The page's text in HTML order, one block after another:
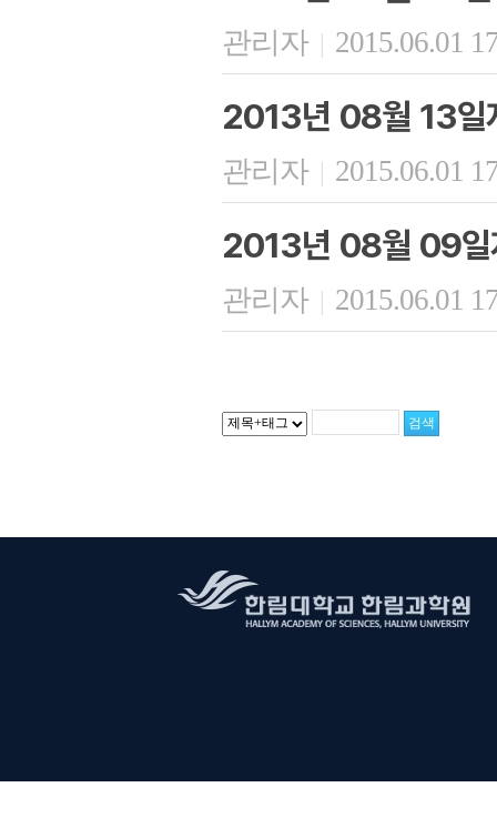
관리자 | 2015.06.01
2013년 08월 13일
관리자 | 2015.06.01
2013년 08월 09일
관리자 | 2015.06.01